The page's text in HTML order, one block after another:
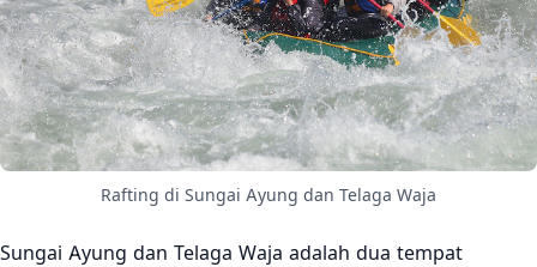
Rafting di Sungai Ayung dan Telaga Waja
Sungai Ayung dan Telaga Waja adalah dua tempat